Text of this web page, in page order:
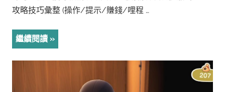
攻略技巧彙整 (操作/提示/賺錢/哩程 …
繼續閱讀